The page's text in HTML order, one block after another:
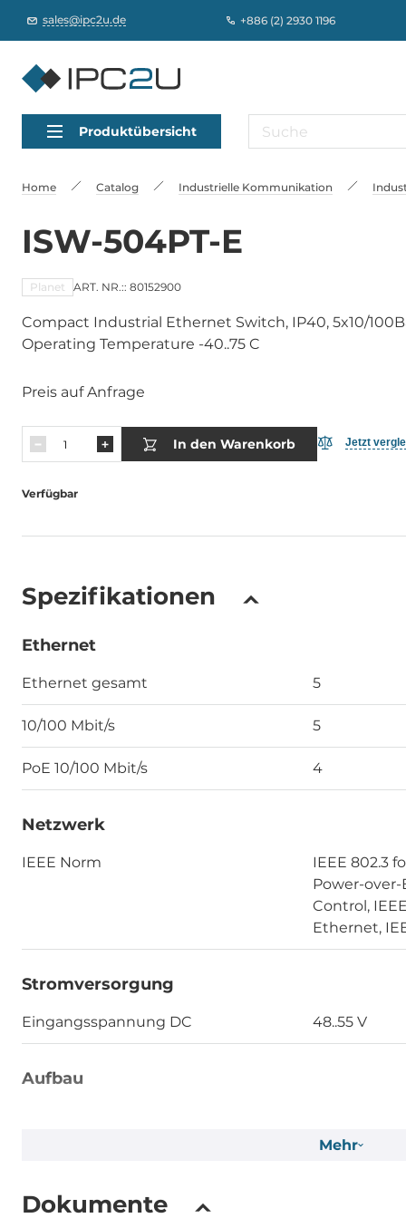
sales@ipc2u.de +886 (2) 2930 1196
Produktübersicht
Home Catalog Industrielle Kommunikation
ISW-504PT-E
Planet ART. NR.:: 80152900
Compact Industrial Ethernet Switch, IP40, 5x10/
Operating Temperature -40..75 C
Preis auf Anfrage
In den Warenkorb Jetzt
Verfügbar
Spezifikationen
Ethernet
Ethernet gesamt 5
10/100 Mbit/s 5
PoE 10/100 Mbit/s 4
Netzwerk
IEEE Norm
IEEE 802.3
Power-over-
Control,
Ethernet,
Stromversorgung
Eingangsspannung DC 48..55 V
Aufbau
Mehr
Dokumente